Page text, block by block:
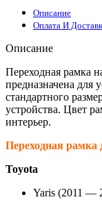
Описание
Оплата И
Описание
Переходная рамка
предназначена для
стандартного
устройства. Цвет
интерьер.
Переходная рамка
Toyota
Yaris (2011 —